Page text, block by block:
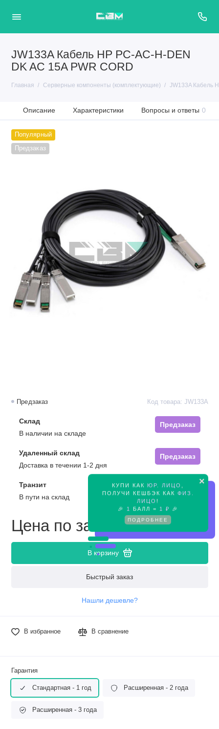
JW133A Кабель HP PC-AC-H-DEN
DK AC 15A PWR CORD
Главная Серверные компоненты (комплектующие) JW133A Кабель
Описание Характеристики Вопросы и ответы 0
Популярный
Предзаказ
×
КУПИ КАК ЮР. ЛИЦО
ПОЛУЧИ КЕШБЭК КАК ФИЗ.
ЛИЦО !
🎉
1 БАЛЛ = 1 ₽ 🎉
ПОДРОБНЕЕ
Предзаказ Код товара: JW133A
Склад
Предзаказ
В наличии на складе
Удаленный склад
Предзаказ
Доставка в течении 1-2 дня
Транзит
Предзаказ
В пути на склад
Цена по запросу
В корзину
Быстрый заказ
Нашли дешевле?
В избранное В сравнение
Гарантия
Стандартная - 1 год Расширенная - 2 года
Расширенная - 3 года